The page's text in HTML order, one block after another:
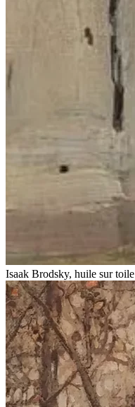
Isaak Brodsky, huile sur toile